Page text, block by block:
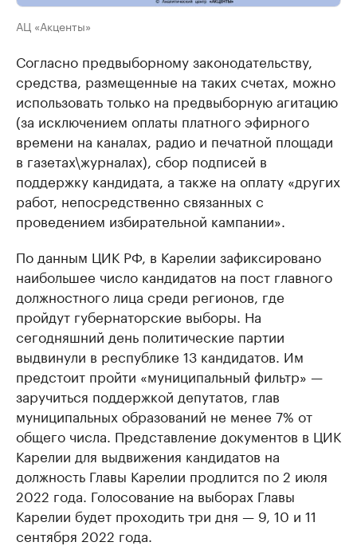
АЦ «Акценты»
Согласно предвыборному законодательству,
средства, размещенные на таких счетах, можно
использовать только на предвыборную агитацию
(за исключением оплаты платного эфирного
времени на каналах, радио и печатной площади
в газетах\журналах), сбор подписей в
поддержку кандидата, а также на оплату «других
работ, непосредственно связанных с
проведением избирательной кампании».
По данным ЦИК РФ, в Карелии зафиксировано
наибольшее число кандидатов на пост главного
должностного лица среди регионов, где
пройдут губернаторские выборы. На
сегодняшний день политические партии
выдвинули в республике 13 кандидатов. Им
предстоит пройти «муниципальный фильтр» —
заручиться поддержкой депутатов, глав
муниципальных образований не менее 7% от
общего числа. Представление документов в ЦИК
Карелии для выдвижения кандидатов на
должность Главы Карелии продлится по 2 июля
2022 года. Голосование на выборах Главы
Карелии будет проходить три дня — 9, 10 и 11
сентября 2022 года.